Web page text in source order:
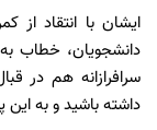
ایشان با انتقاد
دانشجویان، خطاب به
سرافرازانه هم در
داشته باشید و به